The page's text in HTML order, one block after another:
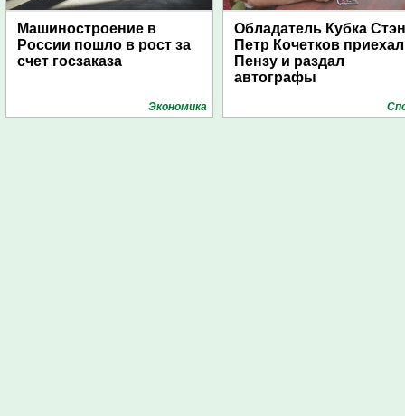
Машиностроение в
России пошло в рост за
счет госзаказа
Экономика
Обладатель Кубка
Петр Кочетков
Пензу и раздал
автографы